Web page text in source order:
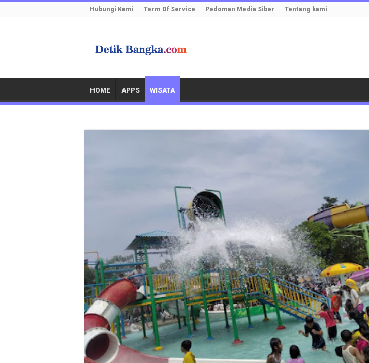
Hubungi Kami Term Of Service Pedoman Media Siber Tentang kami
HOME APPS WISATA